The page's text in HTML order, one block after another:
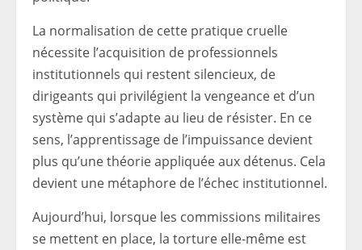
La normalisation de cette pratique cruelle
nécessite l’acquisition de professionnels
institutionnels qui restent silencieux, de
dirigeants qui privilégient la vengeance et d’un
système qui s’adapte au lieu de résister. En ce
sens, l’apprentissage de l’impuissance devient
plus qu’une théorie appliquée aux détenus. Cela
devient une métaphore de l’échec institutionnel.
Aujourd’hui, lorsque les commissions militaires
se mettent en place, la torture elle-même est